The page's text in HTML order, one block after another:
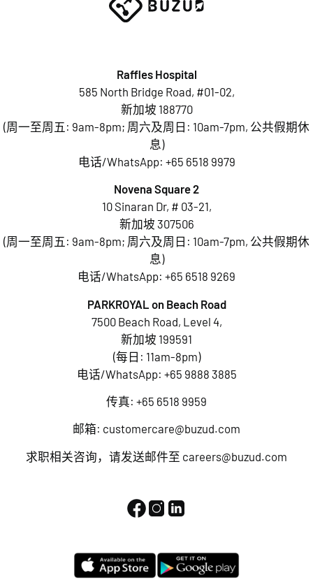
Raffles Hospital
585 North Bridge Road, #01-02,
新加坡 188770
(周一至周五: 9am-8pm; 周六及周日: 10am-7pm, 公共假期休
息)
电话/WhatsApp: +65 6518 9979
Novena Square 2
10 Sinaran Dr, # 03-21,
新加坡 307506
(周一至周五: 9am-8pm; 周六及周日: 10am-7pm, 公共假期休
息)
电话/WhatsApp: +65 6518 9269
PARKROYAL on Beach Road
7500 Beach Road, Level 4,
新加坡 199591
(每日: 11am-8pm)
电话/WhatsApp: +65 9888 3885
传真: +65 6518 9959
邮箱: customercare@buzud.com
求职相关咨询，请发送邮件至 careers@buzud.com